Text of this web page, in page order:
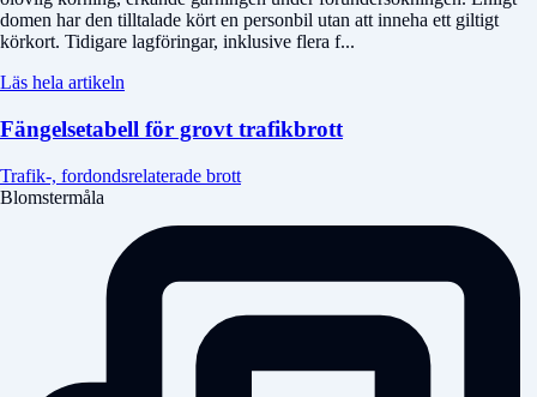
domen har den tilltalade kört en personbil utan att inneha ett giltigt
körkort. Tidigare lagföringar, inklusive flera f...
Läs hela artikeln
Fängelsetabell för grovt trafikbrott
Trafik-, fordondsrelaterade brott
Blomstermåla